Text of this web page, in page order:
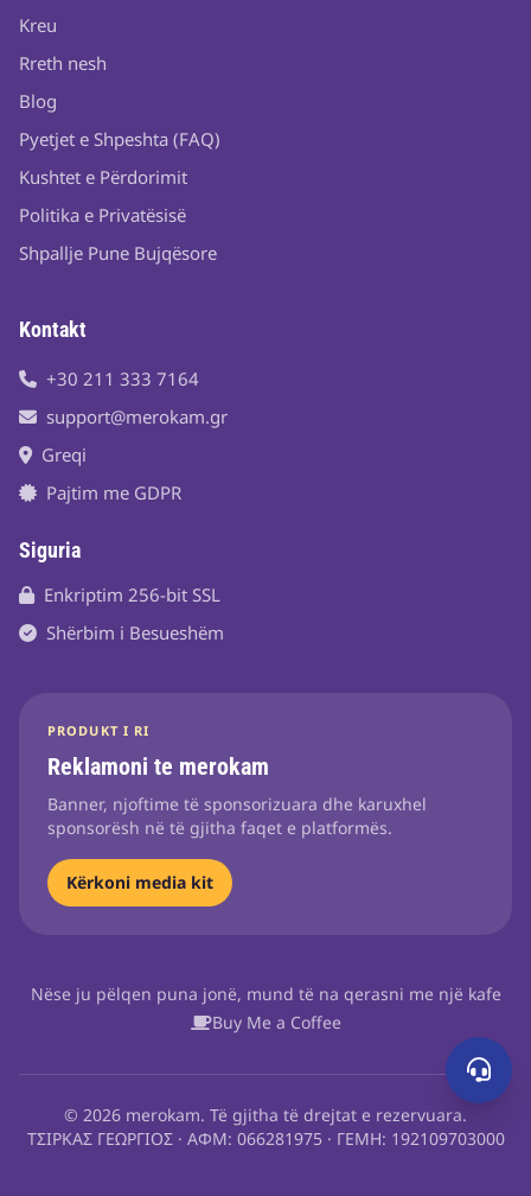
Kreu
Rreth nesh
Blog
Pyetjet e Shpeshta (FAQ)
Kushtet e Përdorimit
Politika e Privatësisë
Shpallje Pune Bujqësore
Kontakt
+30 211 333 7164
support@merokam.gr
Greqi
Pajtim me GDPR
Siguria
Enkriptim 256-bit SSL
Shërbim i Besueshëm
PRODUKT I RI
Reklamoni te merokam
Banner, njoftime të sponsorizuara dhe karuxhel
sponsorësh në të gjitha faqet e platformës.
Kërkoni media kit
Nëse ju pëlqen puna jonë, mund të na qerasni me një kafe
Buy Me a Coffee
© 2026 merokam. Të gjitha të drejtat e rezervuara.
ΤΣΙΡΚΑΣ ΓΕΩΡΓΙΟΣ · ΑΦΜ: 066281975 · ΓΕΜΗ: 192109703000